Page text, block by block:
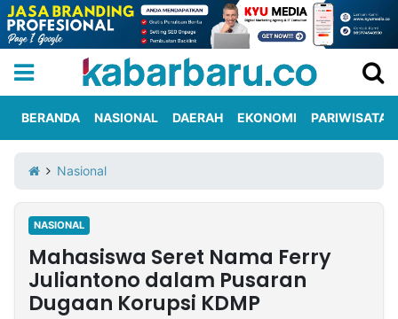
Iklan
Berita
Kami
Nasional
International
Olahraga
Entertainment
Daerah
Pariwisata
Kuliner
Kolom
BERANDA NASIONAL DAERAH EKONOMI PARIWISATA
Nasional
NASIONAL
Mahasiswa Seret Nama Ferry
Juliantono dalam Pusaran
Dugaan Korupsi KDMP